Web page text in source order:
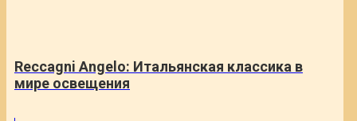
Reccagni Angelo: Итальянская классика в
мире освещения